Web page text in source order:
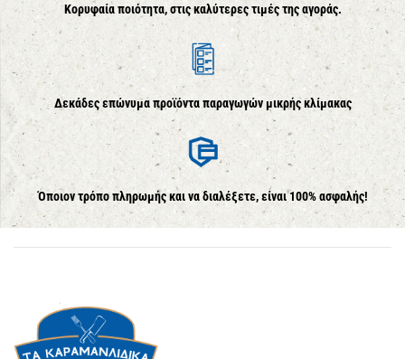
Κορυφαία ποιότητα, στις καλύτερες τιμές της αγοράς.
Δεκάδες επώνυμα προϊόντα παραγωγών μικρής κλίμακας
Όποιον τρόπο πληρωμής και να διαλέξετε, είναι 100% ασφαλής!